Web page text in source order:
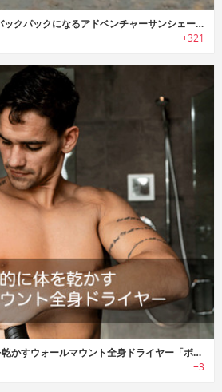
Shadeeco｜ハンモック・バックパックになるアドベンチャーサンシェード「シェードエコ」
+321
BODYPLUV｜衛生的に体を乾かすウォールマウント全身ドライヤー「ボディプラブ」
+3